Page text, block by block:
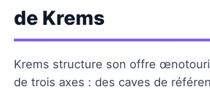
de Krems
Krems structure son offre
de trois axes : des caves de